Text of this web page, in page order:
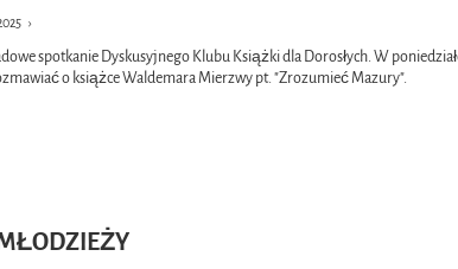
›
spotkanie Dyskusyjnego Klubu Książki dla Dorosłych. W
o książce Waldemara Mierzwy pt. "Zrozumieć Mazury".